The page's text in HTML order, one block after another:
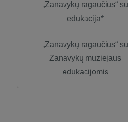
„Zanavykų ragaučius“ su
edukacija*
„Zanavykų ragaučius“ su
Zanavykų muziejaus
edukacijomis